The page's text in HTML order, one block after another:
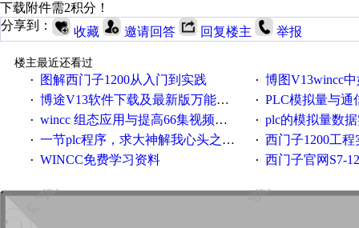
下载附件需2积分！
分享到：
收藏 邀请回答 回复楼主 举报
楼主最近还看过
·
图解西门子1200从入门到实践 · 博图V13wincc中如何
· 博途V13软件下载及最新版万能授权下载 · PLC模拟量与通信控
· wincc 组态应用与提高66集视频教程 · plc的模拟量数据
· 一节plc程序，求大神解我心头之惑，感谢 · 西门子1200工
· WINCC免费学习资料 · 西门子官网S7-